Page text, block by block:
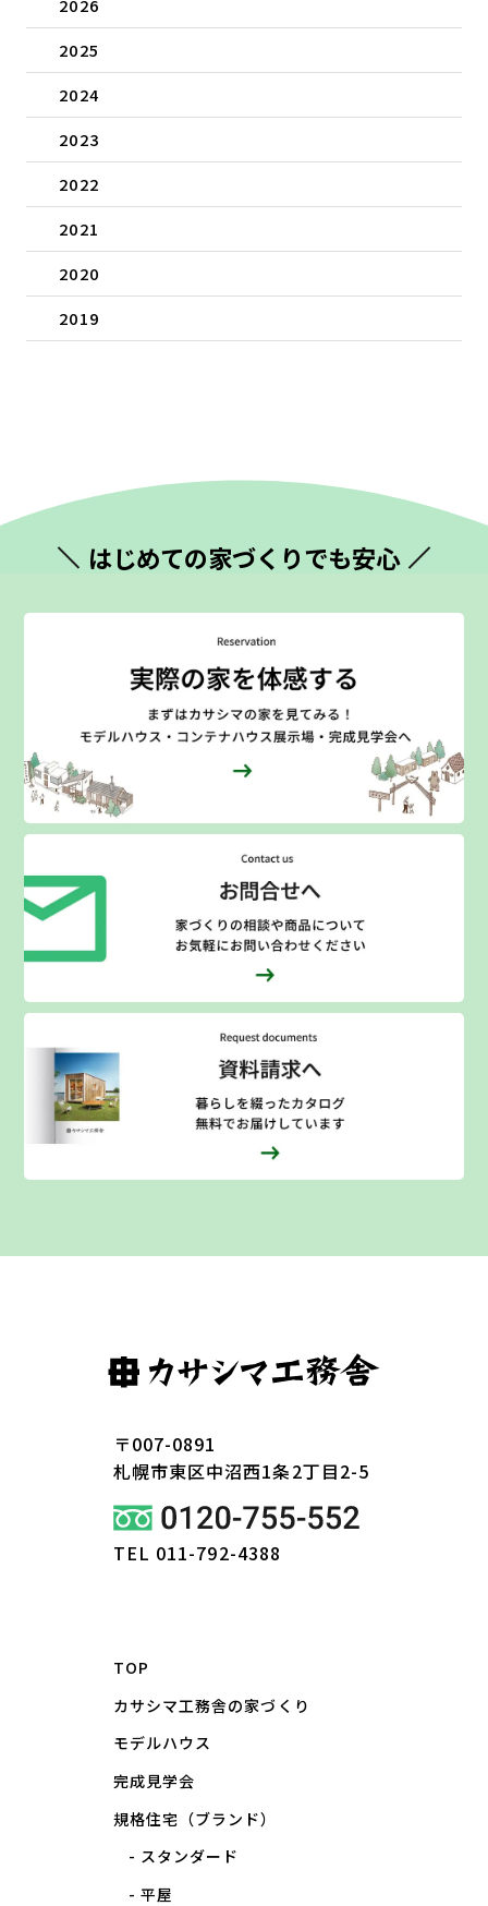
2026
2025
2024
2023
2022
2021
2020
2019
はじめての家づくりでも安心
〒007-0891
札幌市東区中沼西1条2丁目2-5
TEL 011-792-4388
TOP
カサシマ工務舎の家づくり
モデルハウス
完成見学会
規格住宅（ブランド）
スタンダード
平屋